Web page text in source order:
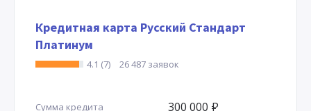
Кредитная карта Русский Стандарт
Платинум
4.1 (7) 26 487 заявок
Сумма кредита 300 000 Р